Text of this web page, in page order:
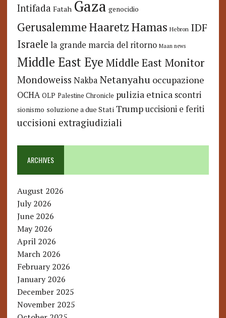
Intifada Fatah Gaza genocidio
GerusalemmeHaaretzHamas Hebron IDF
Israele la grande marcia del ritorno Maan news
Middle East Eye Middle East Monitor
Mondoweiss Nakba Netanyahu occupazione
OCHA OLP Palestine Chronicle pulizia etnica scontri
sionismo soluzione a due Stati Trump uccisioni e feriti
uccisioni extragiudiziali
ARCHIVES
August 2026
July 2026
June 2026
May 2026
April 2026
March 2026
February 2026
January 2026
December 2025
November 2025